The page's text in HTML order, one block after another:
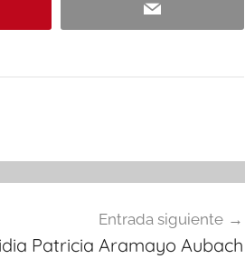
Entrada siguiente
Patricia Aramayo Aubach